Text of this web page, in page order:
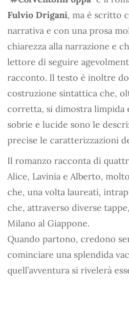
Fulvio Drigani, ma è scritto
narrativa e con una prosa
chiarezza alla narrazione e
lettore di seguire
racconto. Il testo è inoltre
costruzione sintattica che,
corretta, si dimostra limpida
sobrie e lucide sono le
precise le caratterizzazioni
Il romanzo racconta di
Alice, Lavinia e Alberto,
che, una volta laureati,
che, attraverso diverse
Milano al Giappone.
Quando partono, credono
cominciare una splendida
quell’avventura si rivelerà